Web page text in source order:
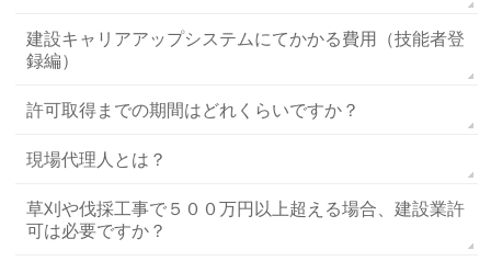
建設キャリアアップシステムにてかかる費用（技能者登
録編）
許可取得までの期間はどれくらいですか？
現場代理人とは？
草刈や伐採工事で５００万円以上超える場合、建設業許
可は必要ですか？